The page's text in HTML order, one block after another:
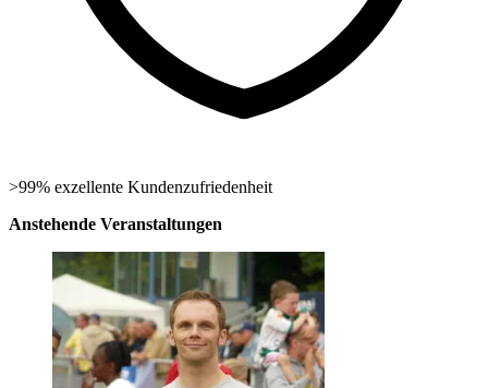
>99% exzellente Kundenzufriedenheit
Anstehende Veranstaltungen